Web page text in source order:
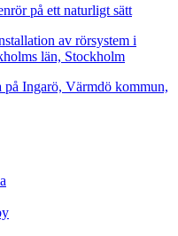
på ett naturligt sätt
av rörsystem i
län, Stockholm
Ingarö, Värmdö kommun,